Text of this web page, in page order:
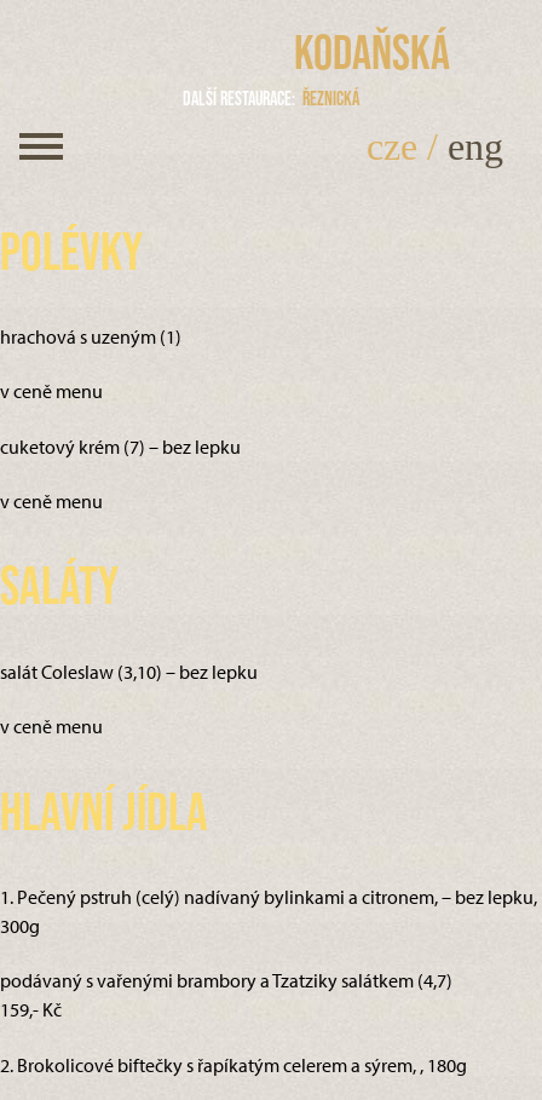
Kodaňská
Další restaurace Řeznická
cze / eng
Polévky
hrachová s uzeným (1)
v ceně menu
cuketový krém (7) – bez lepku
v ceně menu
Saláty
salát Coleslaw (3,10) – bez lepku
v ceně menu
Hlavní jídla
1. Pečený pstruh (celý) nadívaný bylinkami a citronem, – bez lepku,
300g
podávaný s vařenými brambory a Tzatziky salátkem (4,7)
159,- Kč
2. Brokolicové biftečky s řapíkatým celerem a sýrem, , 180g